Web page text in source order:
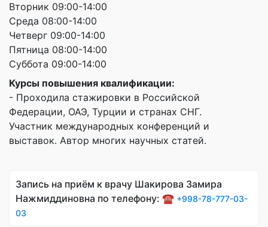
Вторник 09:00-14:00
Среда 08:00-14:00
Четверг 09:00-14:00
Пятница 08:00-14:00
Суббота 09:00-14:00
Курсы повышения квалификации:
- Проходила стажировки в Российской
Федерации, ОАЭ, Турции и странах СНГ.
Участник международных конференций и
выставок. Автор многих научных статей.
Запись на приём к врачу Шакирова Замира
Нажмиддиновна по телефону: ☎️ +998-78-777-03-
03